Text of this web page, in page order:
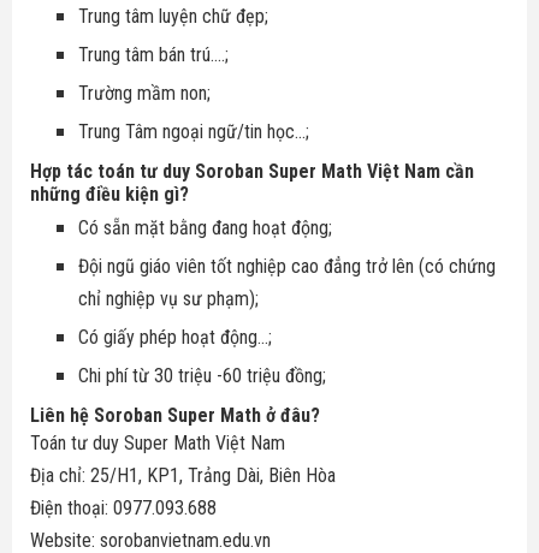
Trung tâm luyện chữ đẹp;
Trung tâm bán trú....;
Trường mầm non;
Trung Tâm ngoại ngữ/tin học...;
Hợp tác toán tư duy Soroban Super Math Việt Nam cần
những điều kiện gì?
Có sẵn mặt bằng đang hoạt động;
Đội ngũ giáo viên tốt nghiệp cao đẳng trở lên (có chứng
chỉ nghiệp vụ sư phạm);
Có giấy phép hoạt động...;
Chi phí từ 30 triệu -60 triệu đồng;
Liên hệ Soroban Super Math ở đâu?
Toán tư duy Super Math Việt Nam
Địa chỉ: 25/H1, KP1, Trảng Dài, Biên Hòa
Điện thoại: 0977.093.688
Website: sorobanvietnam.edu.vn